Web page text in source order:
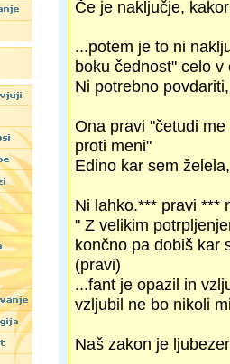
Če je naključje,
...potem je to ni
boku čednost" celo v
Ni potrebno
Ona pravi "četudi
proti meni"
Edino kar sem
Ni lahko.*** pravi ***
" Z velikim
končno pa dobiš kar
(pravi)
...fant je opazil in
vzljubil ne bo nikoli
Naš zakon je